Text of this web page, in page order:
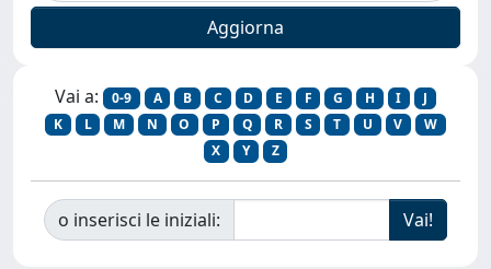
Vai a: 0-9 A B C D E F G H I
J
K
L M N O P Q R S T U V
W
X
Y Z
o inserisci le iniziali: